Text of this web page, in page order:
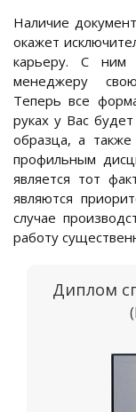
Наличие
окажет
карьеру. С ним
менеджеру
Теперь все
руках у Вас
образца, а
профильным
является тот
являются
случае
работу
Диплом